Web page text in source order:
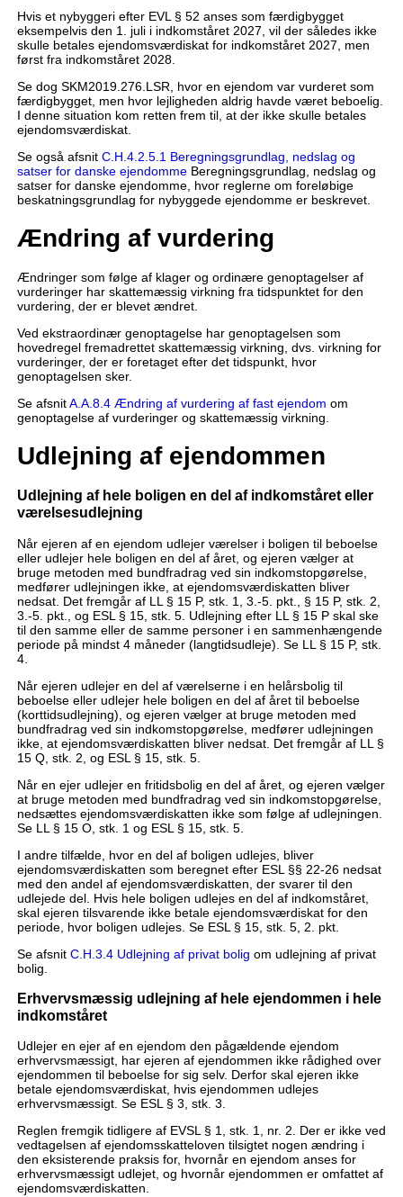
Hvis et nybyggeri efter EVL § 52 anses som færdigbygget
eksempelvis den 1. juli i indkomståret 2027, vil der således ikke
skulle betales ejendomsværdiskat for indkomståret 2027, men
først fra indkomståret 2028.
Se dog SKM2019.276.LSR, hvor en ejendom var vurderet som
færdigbygget, men hvor lejligheden aldrig havde været beboelig.
I denne situation kom retten frem til, at der ikke skulle betales
ejendomsværdiskat.
Se også afsnit C.H.4.2.5.1 Beregningsgrundlag, nedslag og
satser for danske ejendommeBeregningsgrundlag, nedslag og
satser for danske ejendomme, hvor reglerne om foreløbige
beskatningsgrundlag for nybyggede ejendomme er beskrevet.
Ændring af vurdering
Ændringer som følge af klager og ordinære genoptagelser af
vurderinger har skattemæssig virkning fra tidspunktet for den
vurdering, der er blevet ændret.
Ved ekstraordinær genoptagelse har genoptagelsen som
hovedregel fremadrettet skattemæssig virkning, dvs. virkning for
vurderinger, der er foretaget efter det tidspunkt, hvor
genoptagelsen sker.
Se afsnitA.A.8.4 Ændring af vurdering af fast ejendom om
genoptagelse af vurderinger og skattemæssig virkning.
Udlejning af ejendommen
Udlejning af hele boligen en del af indkomståret eller
værelsesudlejning
Når ejeren af en ejendom udlejer værelser i boligen til beboelse
eller udlejer hele boligen en del af året, og ejeren vælger at
bruge metoden med bundfradrag ved sin indkomstopgørelse,
medfører udlejningen ikke, at ejendomsværdiskatten bliver
nedsat. Det fremgår af LL § 15 P, stk. 1, 3.-5. pkt., § 15 P, stk. 2,
3.-5. pkt., og ESL § 15, stk. 5. Udlejning efter LL § 15 P skal ske
til den samme eller de samme personer i en sammenhængende
periode på mindst 4 måneder (langtidsudleje). Se LL § 15 P, stk.
4.
Når ejeren udlejer en del af værelserne i en helårsbolig til
beboelse eller udlejer hele boligen en del af året til beboelse
(korttidsudlejning), og ejeren vælger at bruge metoden med
bundfradrag ved sin indkomstopgørelse, medfører udlejningen
ikke, at ejendomsværdiskatten bliver nedsat. Det fremgår af LL §
15 Q, stk. 2, og ESL § 15, stk. 5.
Når en ejer udlejer en fritidsbolig en del af året, og ejeren vælger
at bruge metoden med bundfradrag ved sin indkomstopgørelse,
nedsættes ejendomsværdiskatten ikke som følge af udlejningen.
Se LL § 15 O, stk. 1 og ESL § 15, stk. 5.
I andre tilfælde, hvor en del af boligen udlejes, bliver
ejendomsværdiskatten som beregnet efter ESL §§ 22-26 nedsat
med den andel af ejendomsværdiskatten, der svarer til den
udlejede del. Hvis hele boligen udlejes en del af indkomståret,
skal ejeren tilsvarende ikke betale ejendomsværdiskat for den
periode, hvor boligen udlejes. Se ESL § 15, stk. 5, 2. pkt.
Se afsnit C.H.3.4 Udlejning af privat bolig om udlejning af privat
bolig.
Erhvervsmæssig udlejning af hele ejendommen i hele
indkomståret
Udlejer en ejer af en ejendom den pågældende ejendom
erhvervsmæssigt, har ejeren af ejendommen ikke rådighed over
ejendommen til beboelse for sig selv. Derfor skal ejeren ikke
betale ejendomsværdiskat, hvis ejendommen udlejes
erhvervsmæssigt. Se ESL § 3, stk. 3.
Reglen fremgik tidligere af EVSL § 1, stk. 1, nr. 2. Der er ikke ved
vedtagelsen af ejendomsskatteloven tilsigtet nogen ændring i
den eksisterende praksis for, hvornår en ejendom anses for
erhvervsmæssigt udlejet, og hvornår ejendommen er omfattet af
ejendomsværdiskatten.